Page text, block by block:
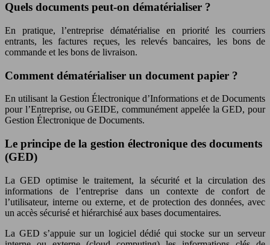
Quels documents peut-on dématérialiser ?
En pratique, l’entreprise dématérialise en priorité les courriers
entrants, les factures reçues, les relevés bancaires, les bons de
commande et les bons de livraison.
Comment dématérialiser un document papier ?
En utilisant la Gestion Électronique d’Informations et de Documents
pour l’Entreprise, ou GEIDE, communément appelée la GED, pour
Gestion Électronique de Documents.
Le principe de la gestion électronique des documents
(GED)
La GED optimise le traitement, la sécurité et la circulation des
informations de l’entreprise dans un contexte de confort de
l’utilisateur, interne ou externe, et de protection des données, avec
un accès sécurisé et hiérarchisé aux bases documentaires.
La GED s’appuie sur un logiciel dédié qui stocke sur un serveur